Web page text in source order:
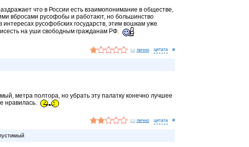
что в России есть взаимопонимание в обществе,
вбросами русофобы и работают, но большинство
интересах русофобских государств, этим вошкам уже
на уши свободным гражданам РФ.
лично #
метра полтора, но убрать эту палатку конечно лучшее
нравилась.
лично #